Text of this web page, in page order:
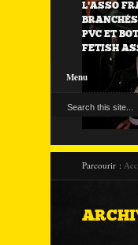
L'ASSO
PVC ET
FETISH
Menu
Parcourir :